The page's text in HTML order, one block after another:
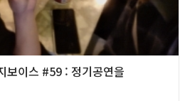
이스 #59 : 정기공연을